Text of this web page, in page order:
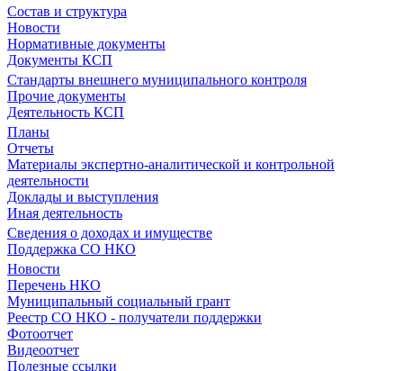
Состав и структура
Новости
Нормативные документы
Документы КСП
Стандарты внешнего муниципального контроля
Прочие документы
Деятельность КСП
Планы
Отчеты
Материалы экспертно-аналитической и контрольной
деятельности
Доклады и выступления
Иная деятельность
Сведения о доходах и имуществе
Поддержка СО НКО
Новости
Перечень НКО
Муниципальный социальный грант
Реестр СО НКО - получатели поддержки
Фотоотчет
Видеоотчет
Полезные ссылки